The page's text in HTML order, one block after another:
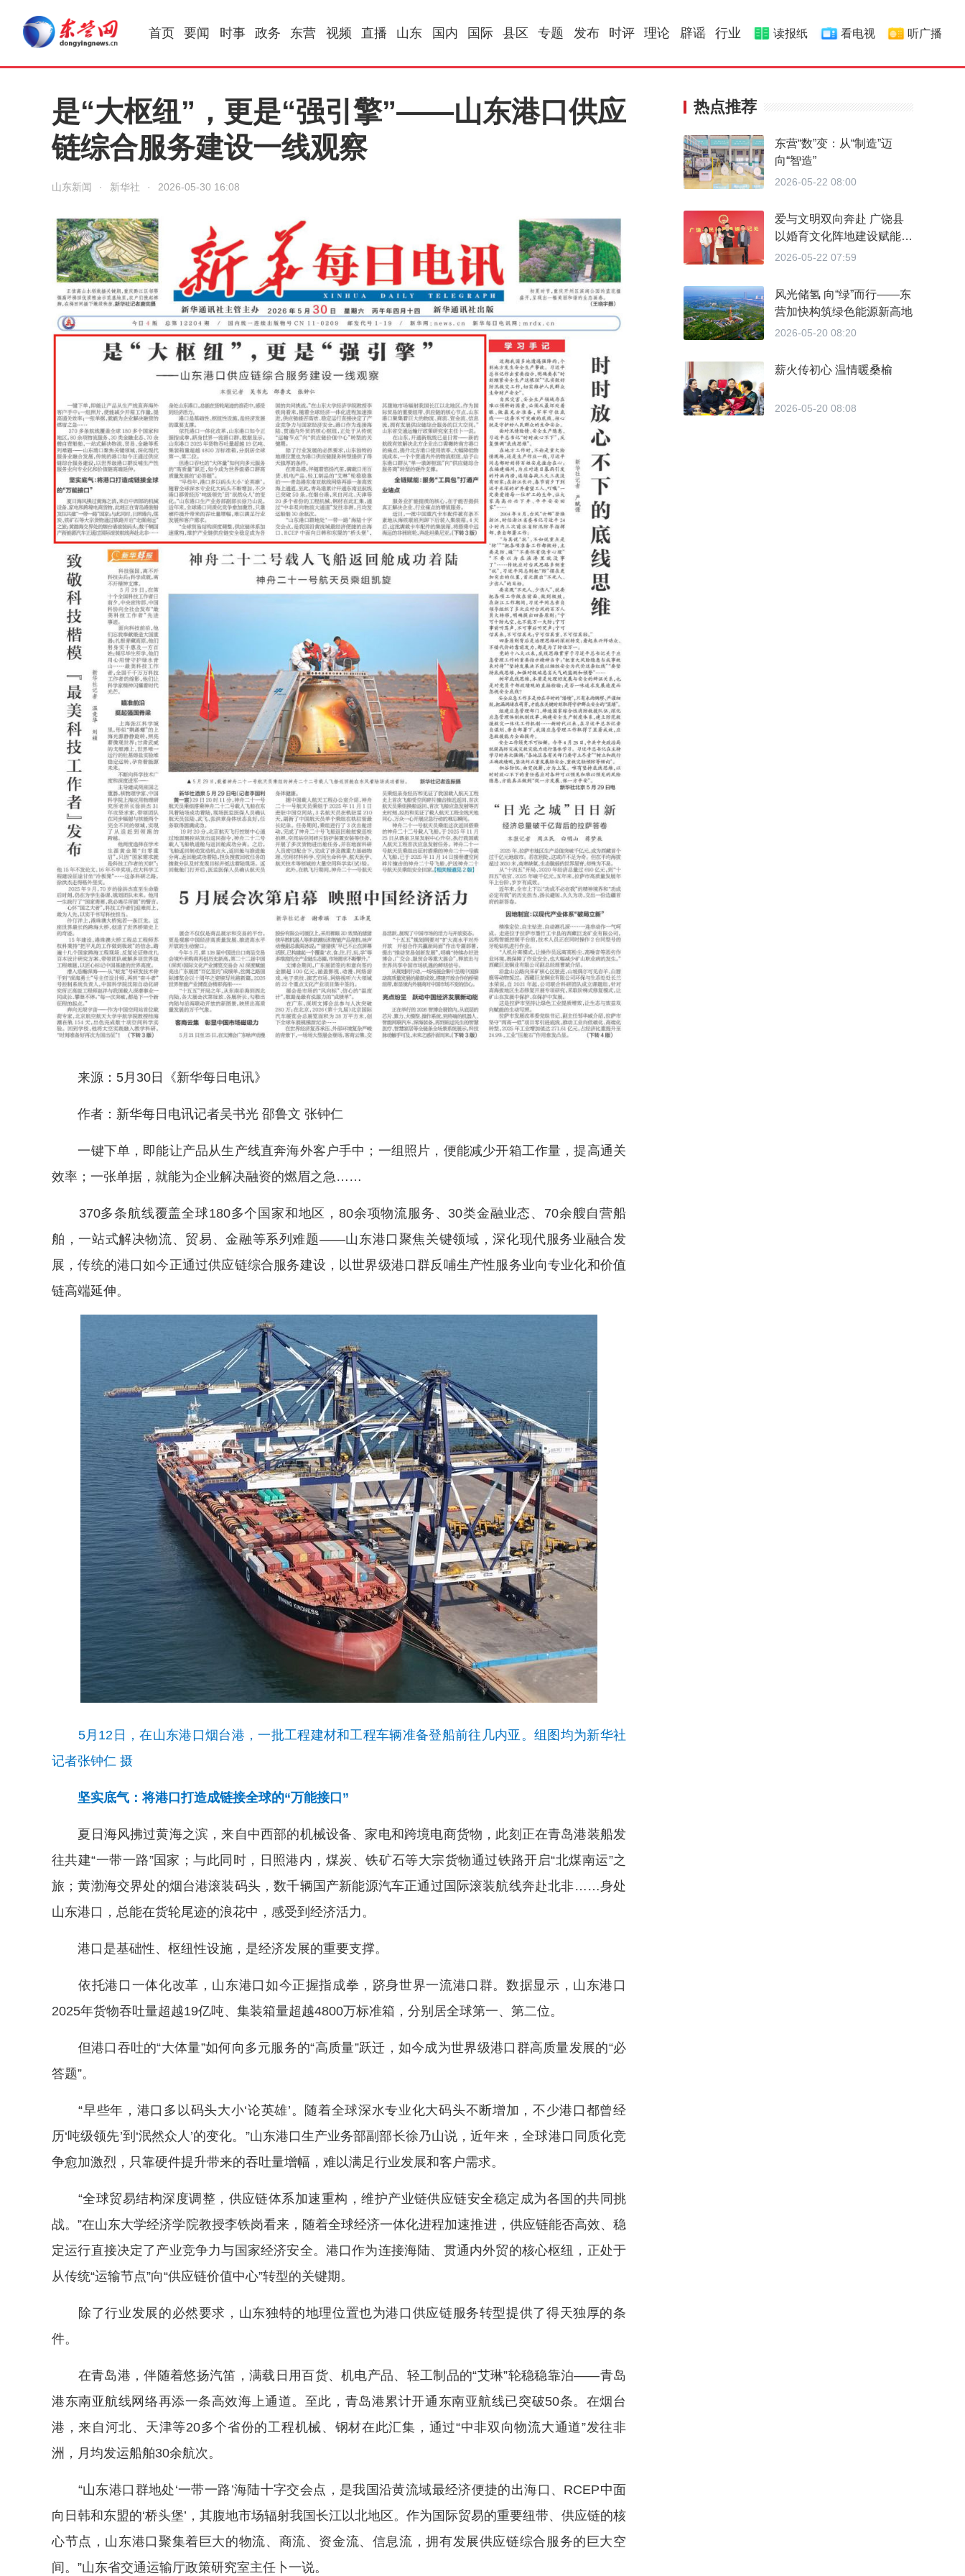
首页 要闻 时事 政务 东营 视频 直播 山东 国内 国际 县区 专题 发布 时评 理论 辟谣 行业 读报纸 看电视 听广播
是“大枢纽”，更是“强引擎”——山东港口供应
链综合服务建设一线观察
山东新闻 · 新华社 · 2026-05-30 16:08
来源：5月30日《新华每日电讯》
作者：新华每日电讯记者吴书光 邵鲁文 张钟仁
一键下单，即能让产品从生产线直奔海外客户手中；一组照片，便能减少开箱工作量，提高通关
效率；一张单据，就能为企业解决融资的燃眉之急……
370多条航线覆盖全球180多个国家和地区，80余项物流服务、30类金融业态、70余艘自营船
舶，一站式解决物流、贸易、金融等系列难题——山东港口聚焦关键领域，深化现代服务业融合发
展，传统的港口如今正通过供应链综合服务建设，以世界级港口群反哺生产性服务业向专业化和价值
链高端延伸。
5月12日，在山东港口烟台港，一批工程建材和工程车辆准备登船前往几内亚。组图均为新华社
记者张钟仁 摄
坚实底气：将港口打造成链接全球的“万能接口”
夏日海风拂过黄海之滨，来自中西部的机械设备、家电和跨境电商货物，此刻正在青岛港装船发
往共建“一带一路”国家；与此同时，日照港内，煤炭、铁矿石等大宗货物通过铁路开启“北煤南运”之
旅；黄渤海交界处的烟台港滚装码头，数千辆国产新能源汽车正通过国际滚装航线奔赴北非……身处
山东港口，总能在货轮尾迹的浪花中，感受到经济活力。
港口是基础性、枢纽性设施，是经济发展的重要支撑。
依托港口一体化改革，山东港口如今正握指成拳，跻身世界一流港口群。数据显示，山东港口
2025年货物吞吐量超越19亿吨、集装箱量超越4800万标准箱，分别居全球第一、第二位。
但港口吞吐的“大体量”如何向多元服务的“高质量”跃迁，如今成为世界级港口群高质量发展的“必
答题”。
“早些年，港口多以码头大小‘论英雄’。随着全球深水专业化大码头不断增加，不少港口都曾经
历‘吨级领先’到‘泯然众人’的变化。”山东港口生产业务部副部长徐乃山说，近年来，全球港口同质化竞
争愈加激烈，只靠硬件提升带来的吞吐量增幅，难以满足行业发展和客户需求。
“全球贸易结构深度调整，供应链体系加速重构，维护产业链供应链安全稳定成为各国的共同挑
战。”在山东大学经济学院教授李铁岗看来，随着全球经济一体化进程加速推进，供应链能否高效、稳
定运行直接决定了产业竞争力与国家经济安全。港口作为连接海陆、贯通内外贸的核心枢纽，正处于
从传统“运输节点”向“供应链价值中心”转型的关键期。
除了行业发展的必然要求，山东独特的地理位置也为港口供应链服务转型提供了得天独厚的条
件。
在青岛港，伴随着悠扬汽笛，满载日用百货、机电产品、轻工制品的“艾琳”轮稳稳靠泊——青岛
港东南亚航线网络再添一条高效海上通道。至此，青岛港累计开通东南亚航线已突破50条。在烟台
港，来自河北、天津等20多个省份的工程机械、钢材在此汇集，通过“中非双向物流大通道”发往非
洲，月均发运船舶30余航次。
“山东港口群地处‘一带一路’海陆十字交会点，是我国沿黄流域最经济便捷的出海口、RCEP中面
向日韩和东盟的‘桥头堡’，其腹地市场辐射我国长江以北地区。作为国际贸易的重要纽带、供应链的核
心节点，山东港口聚集着巨大的物流、商流、资金流、信息流，拥有发展供应链综合服务的巨大空
间。”山东省交通运输厅政策研究室主任卜一说。
热点推荐
东营“数”变：从“制造”迈
向“智造”
2026-05-22 08:00
爱与文明双向奔赴 广饶县
以婚育文化阵地建设赋能婚
育新风
2026-05-22 07:59
风光储氢 向“绿”而行——东
营加快构筑绿色能源新高地
2026-05-20 08:20
薪火传初心 温情暖桑榆
2026-05-20 08:08